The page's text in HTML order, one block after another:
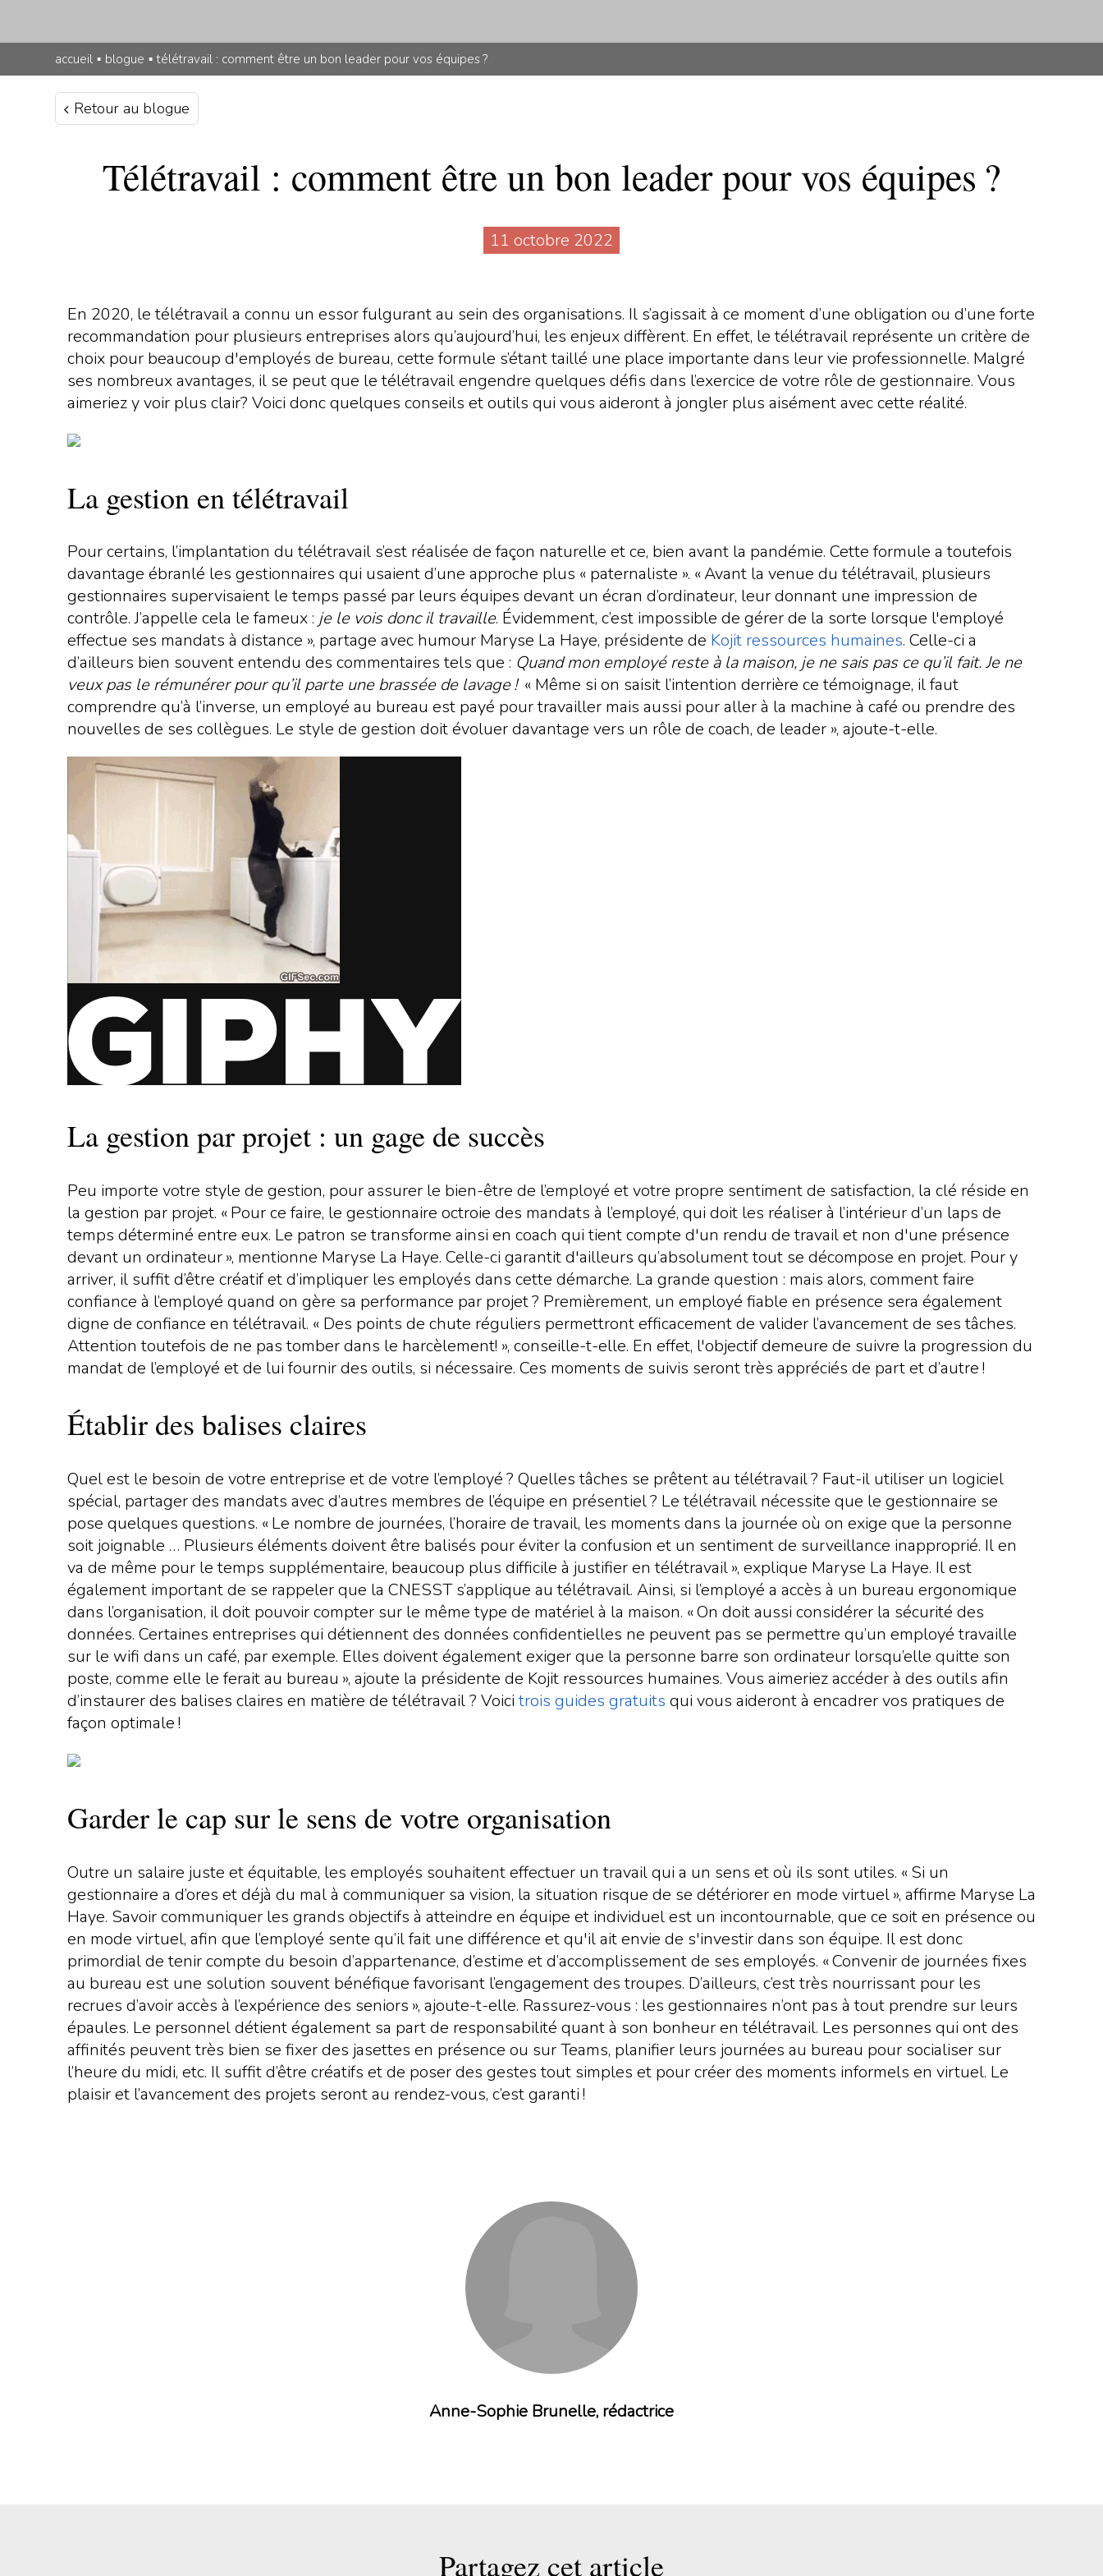
accueil ▪ blogue ▪ télétravail : comment être un bon leader pour vos équipes ?
Retour au blogue
Télétravail : comment être un bon leader pour vos équipes ?
11 octobre 2022
En 2020, le télétravail a connu un essor fulgurant au sein des organisations. Il s’agissait à ce moment d’une obligation ou d’une forte
recommandation pour plusieurs entreprises alors qu’aujourd’hui, les enjeux diffèrent. En effet, le télétravail représente un critère de
choix pour beaucoup d'employés de bureau, cette formule s’étant taillé une place importante dans leur vie professionnelle. Malgré
ses nombreux avantages, il se peut que le télétravail engendre quelques défis dans l’exercice de votre rôle de gestionnaire. Vous
aimeriez y voir plus clair? Voici donc quelques conseils et outils qui vous aideront à jongler plus aisément avec cette réalité.
La gestion en télétravail
Pour certains, l’implantation du télétravail s’est réalisée de façon naturelle et ce, bien avant la pandémie. Cette formule a toutefois
davantage ébranlé les gestionnaires qui usaient d’une approche plus « paternaliste ». « Avant la venue du télétravail, plusieurs
gestionnaires supervisaient le temps passé par leurs équipes devant un écran d’ordinateur, leur donnant une impression de
contrôle. J’appelle cela le fameux : je le vois donc il travaille. Évidemment, c’est impossible de gérer de la sorte lorsque l'employé
effectue ses mandats à distance », partage avec humour Maryse La Haye, présidente de Kojit ressources humaines. Celle-ci a
d’ailleurs bien souvent entendu des commentaires tels que : Quand mon employé reste à la maison, je ne sais pas ce qu’il fait. Je ne
veux pas le rémunérer pour qu’il parte une brassée de lavage ! « Même si on saisit l’intention derrière ce témoignage, il faut
comprendre qu’à l’inverse, un employé au bureau est payé pour travailler mais aussi pour aller à la machine à café ou prendre des
nouvelles de ses collègues. Le style de gestion doit évoluer davantage vers un rôle de coach, de leader », ajoute-t-elle.
La gestion par projet : un gage de succès
Peu importe votre style de gestion, pour assurer le bien-être de l’employé et votre propre sentiment de satisfaction, la clé réside en
la gestion par projet. « Pour ce faire, le gestionnaire octroie des mandats à l’employé, qui doit les réaliser à l’intérieur d’un laps de
temps déterminé entre eux. Le patron se transforme ainsi en coach qui tient compte d'un rendu de travail et non d'une présence
devant un ordinateur », mentionne Maryse La Haye. Celle-ci garantit d'ailleurs qu’absolument tout se décompose en projet. Pour y
arriver, il suffit d’être créatif et d’impliquer les employés dans cette démarche. La grande question : mais alors, comment faire
confiance à l’employé quand on gère sa performance par projet ? Premièrement, un employé fiable en présence sera également
digne de confiance en télétravail. « Des points de chute réguliers permettront efficacement de valider l’avancement de ses tâches.
Attention toutefois de ne pas tomber dans le harcèlement! », conseille-t-elle. En effet, l'objectif demeure de suivre la progression du
mandat de l’employé et de lui fournir des outils, si nécessaire. Ces moments de suivis seront très appréciés de part et d’autre !
Établir des balises claires
Quel est le besoin de votre entreprise et de votre l’employé ? Quelles tâches se prêtent au télétravail ? Faut-il utiliser un logiciel
spécial, partager des mandats avec d’autres membres de l’équipe en présentiel ? Le télétravail nécessite que le gestionnaire se
pose quelques questions. « Le nombre de journées, l’horaire de travail, les moments dans la journée où on exige que la personne
soit joignable … Plusieurs éléments doivent être balisés pour éviter la confusion et un sentiment de surveillance inapproprié. Il en
va de même pour le temps supplémentaire, beaucoup plus difficile à justifier en télétravail », explique Maryse La Haye. Il est
également important de se rappeler que la CNESST s’applique au télétravail. Ainsi, si l’employé a accès à un bureau ergonomique
dans l’organisation, il doit pouvoir compter sur le même type de matériel à la maison. « On doit aussi considérer la sécurité des
données. Certaines entreprises qui détiennent des données confidentielles ne peuvent pas se permettre qu’un employé travaille
sur le wifi dans un café, par exemple. Elles doivent également exiger que la personne barre son ordinateur lorsqu’elle quitte son
poste, comme elle le ferait au bureau », ajoute la présidente de Kojit ressources humaines. Vous aimeriez accéder à des outils afin
d’instaurer des balises claires en matière de télétravail ? Voicitrois guides gratuits qui vous aideront à encadrer vos pratiques de
façon optimale !
Garder le cap sur le sens de votre organisation
Outre un salaire juste et équitable, les employés souhaitent effectuer un travail qui a un sens et où ils sont utiles. « Si un
gestionnaire a d’ores et déjà du mal à communiquer sa vision, la situation risque de se détériorer en mode virtuel », affirme Maryse La
Haye. Savoir communiquer les grands objectifs à atteindre en équipe et individuel est un incontournable, que ce soit en présence ou
en mode virtuel, afin que l’employé sente qu’il fait une différence et qu'il ait envie de s'investir dans son équipe. Il est donc
primordial de tenir compte du besoin d’appartenance, d’estime et d’accomplissement de ses employés. « Convenir de journées fixes
au bureau est une solution souvent bénéfique favorisant l’engagement des troupes. D’ailleurs, c’est très nourrissant pour les
recrues d’avoir accès à l’expérience des seniors », ajoute-t-elle. Rassurez-vous : les gestionnaires n’ont pas à tout prendre sur leurs
épaules. Le personnel détient également sa part de responsabilité quant à son bonheur en télétravail. Les personnes qui ont des
affinités peuvent très bien se fixer des jasettes en présence ou sur Teams, planifier leurs journées au bureau pour socialiser sur
l’heure du midi, etc. Il suffit d’être créatifs et de poser des gestes tout simples et pour créer des moments informels en virtuel. Le
plaisir et l’avancement des projets seront au rendez-vous, c’est garanti !
Anne-Sophie Brunelle, rédactrice
Partagez cet article